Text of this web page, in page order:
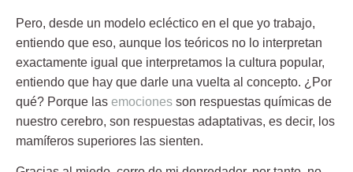
Pero, desde un modelo ecléctico en el que yo trabajo,
entiendo que eso, aunque los teóricos no lo interpretan
exactamente igual que interpretamos la cultura popular,
entiendo que hay que darle una vuelta al concepto. ¿Por
qué? Porque las emociones son respuestas químicas de
nuestro cerebro, son respuestas adaptativas, es decir, los
mamíferos superiores las sienten.